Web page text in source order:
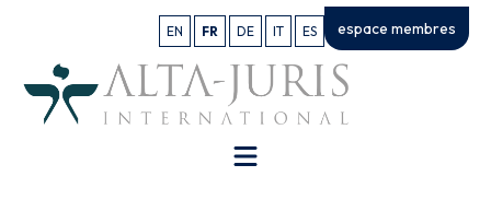
EN FR DE IT ES espace membres